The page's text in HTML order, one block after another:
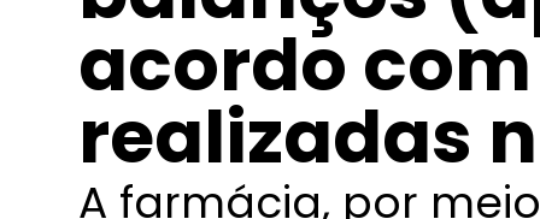
acordo
realizadas
A farmácia, por